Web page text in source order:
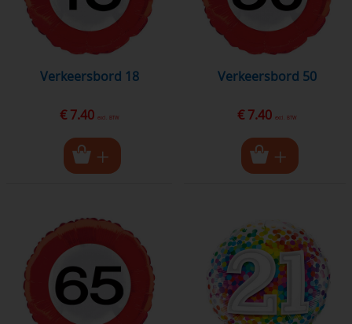
Verkeersbord 18
€ 7.40 excl. BTW
Verkeersbord 50
€ 7.40 excl. BTW